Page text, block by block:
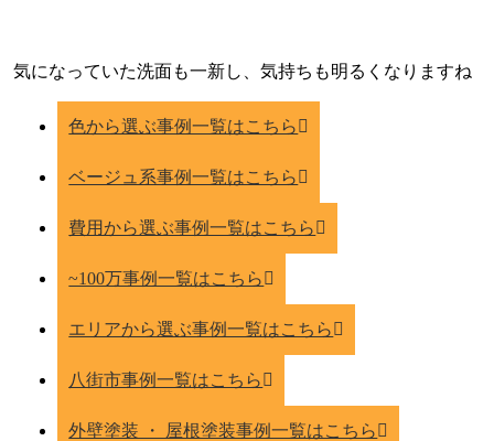
気になっていた洗面も一新し、気持ちも明るくなりますね
色から選ぶ事例一覧はこちら
ベージュ系事例一覧はこちら
費用から選ぶ事例一覧はこちら
~100万事例一覧はこちら
エリアから選ぶ事例一覧はこちら
八街市事例一覧はこちら
外壁塗装 ・ 屋根塗装事例一覧はこちら